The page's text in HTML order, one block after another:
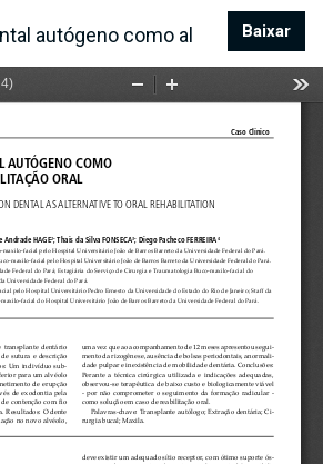
do Artigo
autógeno como alternativa á
Baixar